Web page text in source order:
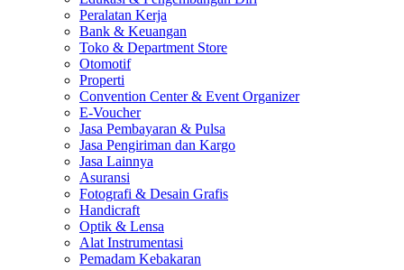
Peralatan Kerja
Bank & Keuangan
Toko & Department Store
Otomotif
Properti
Convention Center & Event Organizer
E-Voucher
Jasa Pembayaran & Pulsa
Jasa Pengiriman dan Kargo
Jasa Lainnya
Asuransi
Fotografi & Desain Grafis
Handicraft
Optik & Lensa
Alat Instrumentasi
Pemadam Kebakaran